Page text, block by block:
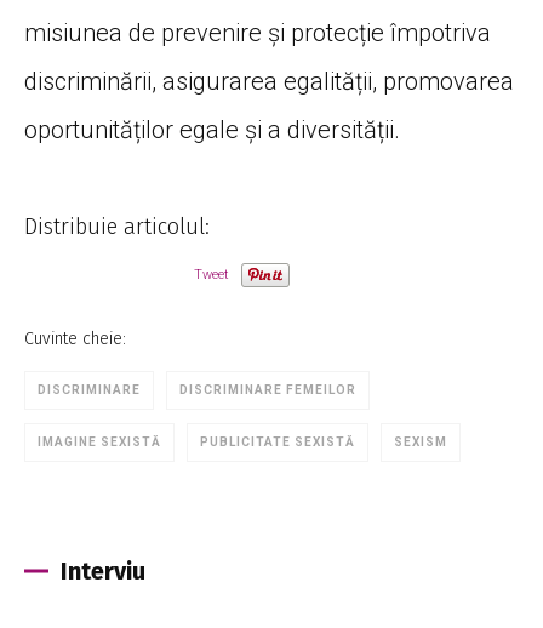
misiunea de prevenire și protecție împotriva
discriminării, asigurarea egalității, promovarea
oportunităților egale și a diversității.
Distribuie articolul:
Tweet
Cuvinte cheie:
DISCRIMINARE DISCRIMINARE FEMEILOR
IMAGINE SEXISTĂ PUBLICITATE SEXISTĂ SEXISM
Interviu